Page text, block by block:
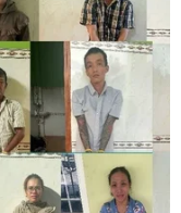
(phải) tuyên thệ
Chandra Paudel (thứ
12/9/2025. (Ảnh:
của Nepal,
tham nhũng,"